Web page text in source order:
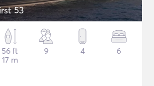
53
56 ft
17 m
9 4 6